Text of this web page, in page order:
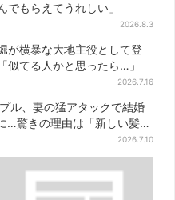
でもらえてうれしい」
2026.8.3
が横暴な大地主役として登
似てる人かと思ったら…」
2026.7.16
ル、妻の猛アタックで結婚
…驚きの理由は「新しい髪
2026.7.10